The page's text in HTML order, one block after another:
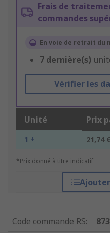
Frais de
commandes
En voie de retrait du
7 dernière(s)
Vérifier les
Unité Prix
1 + 21,74 €
*Prix donné à titre indicatif
Code commande RS: